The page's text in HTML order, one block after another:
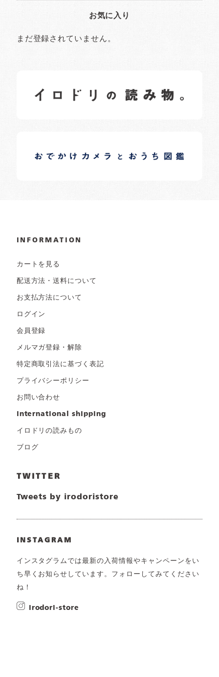
お気に入り
まだ登録されていません。
日常の様子など随時更新中です。
日常の様子など随時更新中です。
INFORMATION
カートを見る
配送方法・送料について
お支払方法について
ログイン
会員登録
メルマガ登録・解除
特定商取引法に基づく表記
プライバシーポリシー
お問い合わせ
international shipping
イロドリの読みもの
ブログ
TWITTER
Tweets by irodoristore
INSTAGRAM
インスタグラムでは最新の入荷情報やキャンペーンをい
ち早くお知らせしています。フォローしてみてください
ね！
irodori-store